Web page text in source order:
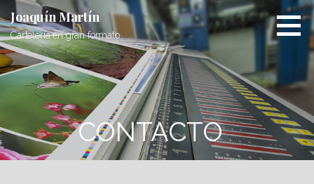
Joaquín Martín
Cartelería en gran formato
CONTACTO